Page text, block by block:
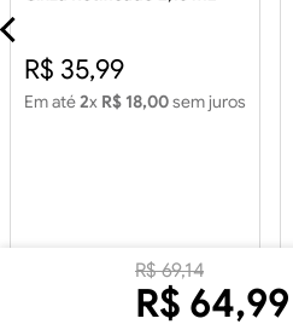
R$ 35,99
Em até2x R$ 18,00sem juros
R$ 69,14
R$ 64,99